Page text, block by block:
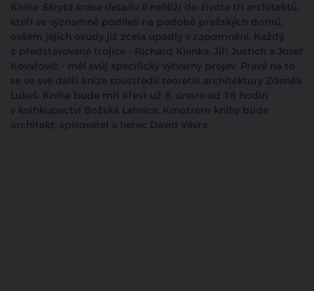
Kniha Skrytá krása detailu IInahlíží do života tří architektů,
kteří se významně podíleli na podobě pražských domů,
ovšem jejich osudy již zcela upadly v zapomnění. Každý
z představované trojice - Richard Klenka, Jiří Justich a Josef
Kovařovič - měl svůj specifický výtvarný projev. Právě na to
se ve své další knize soustředil teoretik architektury Zdeněk
Lukeš. Kniha bude mít křest už 8. února od 18 hodin
v knihkupectví Božská Lahvice. Kmotrem knihy bude
architekt, spisovatel a herec David Vávra.